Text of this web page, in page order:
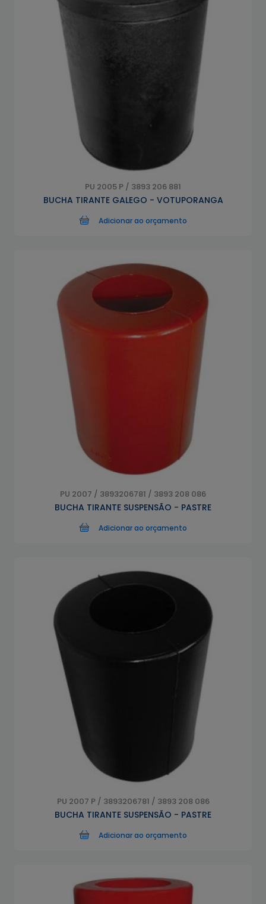
PU 2005 P / 3893 206 881
BUCHA TIRANTE GALEGO - VOTUPORANGA
Adicionar ao orçamento
PU 2007 / 3893206781 / 3893 208 086
BUCHA TIRANTE SUSPENSÃO - PASTRE
Adicionar ao orçamento
PU 2007 P / 3893206781 / 3893 208 086
BUCHA TIRANTE SUSPENSÃO - PASTRE
Adicionar ao orçamento